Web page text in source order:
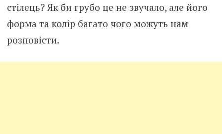
стілець? Як би грубо це не звучало, але його
форма та колір багато чого можуть нам
розповісти.